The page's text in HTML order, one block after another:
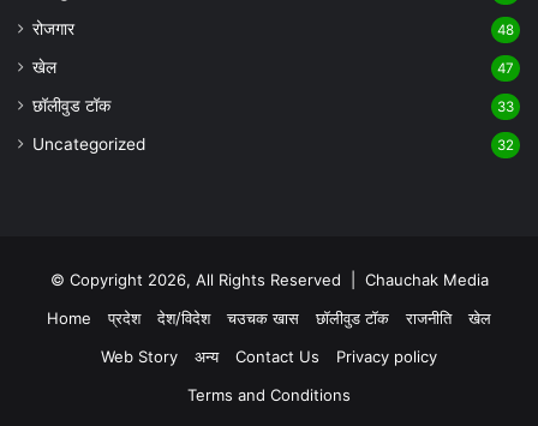
रोजगार 48
खेल 47
छॉलीवुड टॉक 33
Uncategorized 32
© Copyright 2026, All Rights Reserved | Chauchak Media
Home
प्रदेश देश/विदेश चउचक खास छॉलीवुड टॉक राजनीति
खेल
Web Story
अन्य Contact Us
Privacy policy
Terms and Conditions